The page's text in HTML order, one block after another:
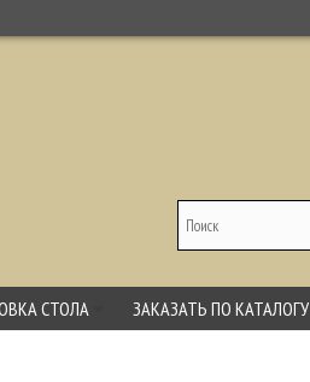
СТОЛА ЗАКАЗАТЬ ПО КАТАЛОГУ